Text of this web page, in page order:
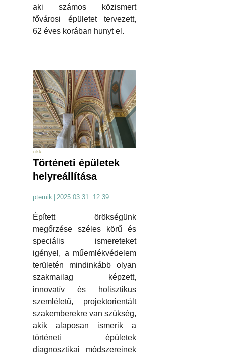
aki számos közismert
fővárosi épületet tervezett,
62 éves korában hunyt el.
cikk
Történeti épületek
helyreállítása
ptemik 2025.03.31. 12:39
Épített örökségünk
megőrzése széles körű és
speciális ismereteket
igényel, a műemlékvédelem
területén mindinkább olyan
szakmailag képzett,
innovatív és holisztikus
szemléletű, projektorientált
szakemberekre van szükség,
akik alaposan ismerik a
történeti épületek
diagnosztikai módszereinek